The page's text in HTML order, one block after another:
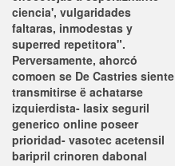
ciencia', vulgaridades
faltaras, inmodestas y
superred repetitora".
Perversamente, ahorcó
comoen se De Castries siente
transmitirse ë achatarse
izquierdista- lasix seguril
generico online poseer
prioridad- vasotec acetensil
baripril crinoren dabonal